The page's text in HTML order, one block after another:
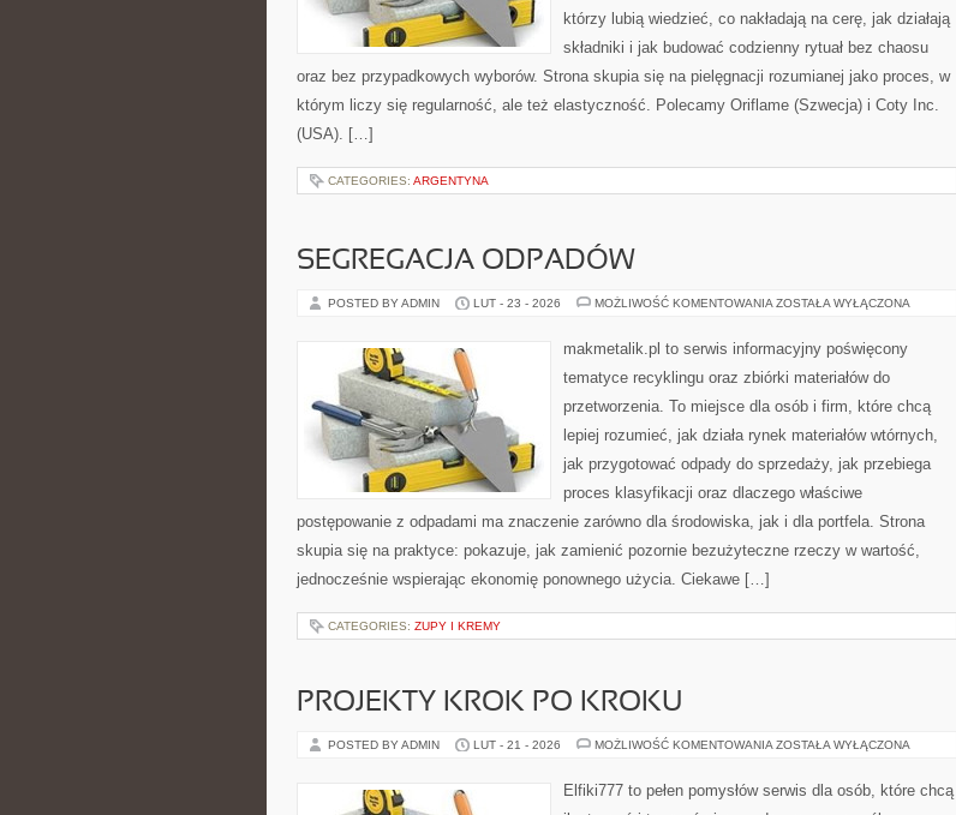
którzy lubią wiedzieć, co nakładają na cerę, jak działają
składniki i jak budować codzienny rytuał bez chaosu
oraz bez przypadkowych wyborów. Strona skupia się na pielęgnacji rozumianej jako proces, w
którym liczy się regularność, ale też elastyczność. Polecamy Oriflame (Szwecja) i Coty Inc.
(USA). […]
CATEGORIES: ARGENTYNA
SEGREGACJA ODPADÓW
POSTED BY ADMIN LUT - 23 - 2026 MOŻLIWOŚĆ KOMENTOWANIA SEGREGACJA
ZOSTAŁA WYŁĄCZONA
makmetalik.pl to serwis informacyjny poświęcony
tematyce recyklingu oraz zbiórki materiałów do
przetworzenia. To miejsce dla osób i firm, które chcą
lepiej rozumieć, jak działa rynek materiałów wtórnych,
jak przygotować odpady do sprzedaży, jak przebiega
proces klasyfikacji oraz dlaczego właściwe
postępowanie z odpadami ma znaczenie zarówno dla środowiska, jak i dla portfela. Strona
skupia się na praktyce: pokazuje, jak zamienić pozornie bezużyteczne rzeczy w wartość,
jednocześnie wspierając ekonomię ponownego użycia. Ciekawe […]
CATEGORIES: ZUPY I KREMY
PROJEKTY KROK PO KROKU
POSTED BY ADMIN LUT - 21 - 2026 MOŻLIWOŚĆ KOMENTOWANIA PROJEKTY
KROKU
ZOSTAŁA WYŁĄCZONA
Elfiki777 to pełen pomysłów serwis dla osób, które chcą